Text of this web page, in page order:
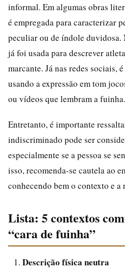
informal. Em algumas obras
é empregada para caracterizar
peculiar ou de índole
já foi usada para descrever
marcante. Já nas redes sociais,
usando a expressão em tom
ou vídeos que lembram a fuinha.
Entretanto, é importante
indiscriminado pode ser
especialmente se a pessoa se
isso, recomenda-se cautela ao
conhecendo bem o contexto e
Lista: 5 contextos
“cara de fuinha”
Descrição física neutra